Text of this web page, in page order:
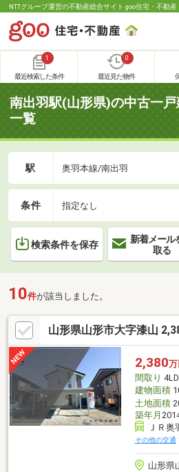
NTTグループ運営の不動産総合サイト goo住宅・不動産
1
最近検索した条件
0
最近見た物件
南出羽駅(山形県)の中古一
一覧
駅 奥羽本線/南出羽
条件 指定なし
検索条件を保存
新着メール
取る
10件が該当しました。
山形県山形市大字漆山
2,380万
間取り
建物面積
土地面積
築年月
ＪＲ
その他の交通
山形県